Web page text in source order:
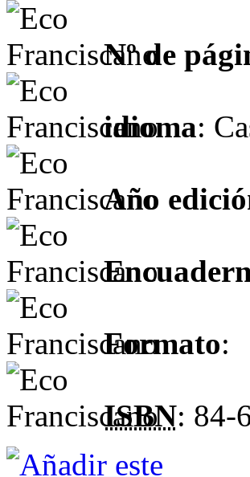
Nº de
idioma:
Año
Formato:
ISBN: 84-